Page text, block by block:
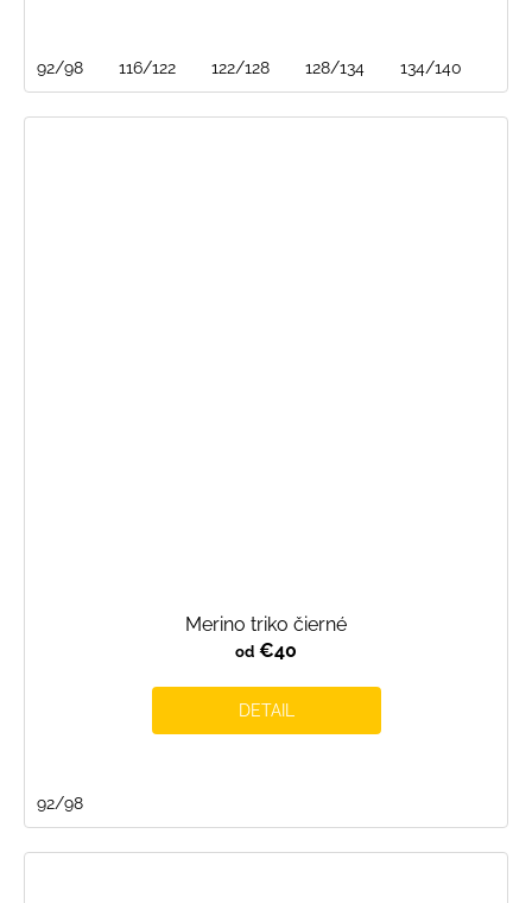
92/98 116/122 122/128 128/134 134/140
Merino triko čierné
od €40
DETAIL
92/98